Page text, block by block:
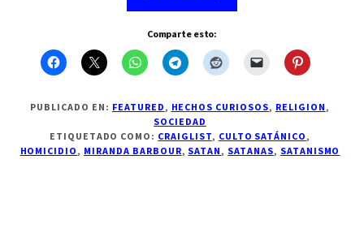
Mujer
de
20
asesinatos
parte
culto
satánico
Comparte esto:
PUBLICADO EN: FEATURED, HECHOS CURIOSOS, RELIGION,
SOCIEDAD
ETIQUETADO COMO: CRAIGLIST, CULTO SATÁNICO,
HOMICIDIO, MIRANDA BARBOUR, SATAN, SATANAS, SATANISMO